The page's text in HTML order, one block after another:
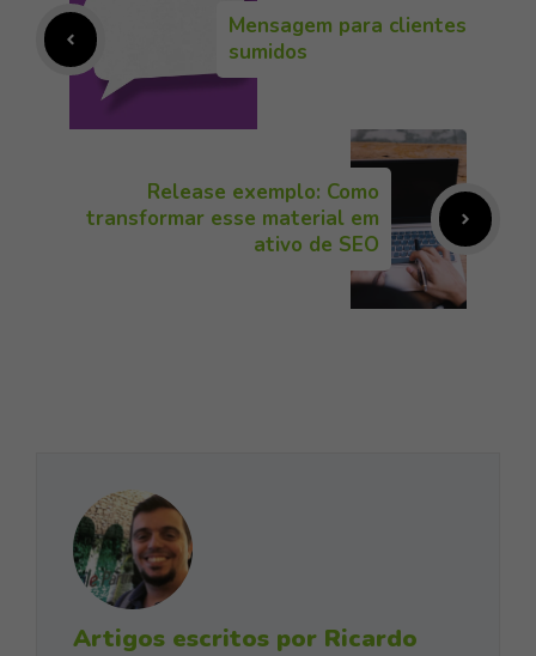
Mensagem para clientes
sumidos
Release exemplo: Como
transformar esse material em
ativo de SEO
Artigos escritos por Ricardo